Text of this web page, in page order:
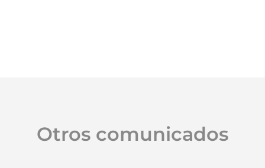
Otros comunicados